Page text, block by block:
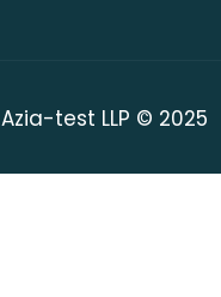
Azia-test LLP © 2025